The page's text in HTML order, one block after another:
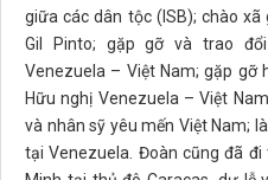
giữa các dân tộc (ISB); chào
Gil Pinto; gặp gỡ và trao
Venezuela – Việt Nam; gặp gỡ
Hữu nghị Venezuela – Việt
và nhân sỹ yêu mến Việt Nam;
tại Venezuela. Đoàn cũng đã